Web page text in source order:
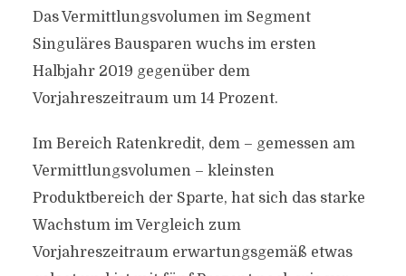
Das Vermittlungsvolumen im Segment
Singuläres Bausparen wuchs im ersten
Halbjahr 2019 gegenüber dem
Vorjahreszeitraum um 14 Prozent.
Im Bereich Ratenkredit, dem – gemessen am
Vermittlungsvolumen – kleinsten
Produktbereich der Sparte, hat sich das starke
Wachstum im Vergleich zum
Vorjahreszeitraum erwartungsgemäß etwas